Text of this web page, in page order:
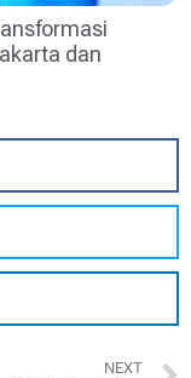
dan
NEXT